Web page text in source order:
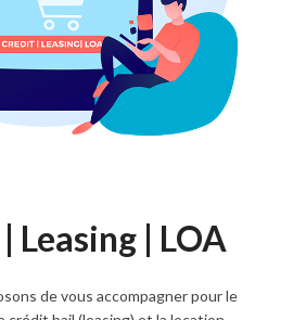
Leasing | LOA
de vous accompagner pour le
vidéo